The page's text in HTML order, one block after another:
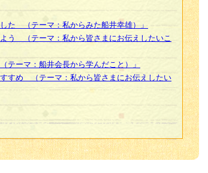
た （テーマ：私からみた船井幸雄）」
よう （テーマ：私から皆さまにお伝えしたいこ
テーマ：船井会長から学んだこと）」
すすめ （テーマ：私から皆さまにお伝えしたい